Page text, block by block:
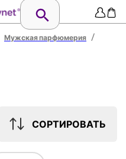
Мужская парфюмерия /
СОРТИРОВАТЬ